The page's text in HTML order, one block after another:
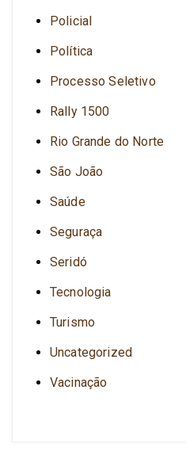
Policial
Política
Processo Seletivo
Rally 1500
Rio Grande do Norte
São João
Saúde
Seguraça
Seridó
Tecnologia
Turismo
Uncategorized
Vacinação